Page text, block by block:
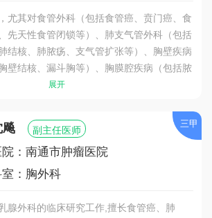
尤其对食管外科（包括食管癌、贲门癌、食
先天性食管闭锁等）、肺支气管外科（包括
结核、肺脓疡、支气管扩张等）、胸壁疾病
壁结核、漏斗胸等）、胸膜腔疾病（包括脓
、纵膈肿瘤（包括纤维源性肿瘤、胸腺瘤、
治疗有颇深的研究，积累了丰富的临床工作
展开
飚 副主任医师
院：南通市肿瘤医院
室：胸外科
腺外科的临床研究工作,擅长食管癌、肺
三甲